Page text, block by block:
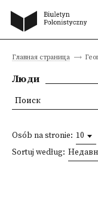
Главная страница
Люди
Osób na stronie: 10
Sortuj według:
Поиск